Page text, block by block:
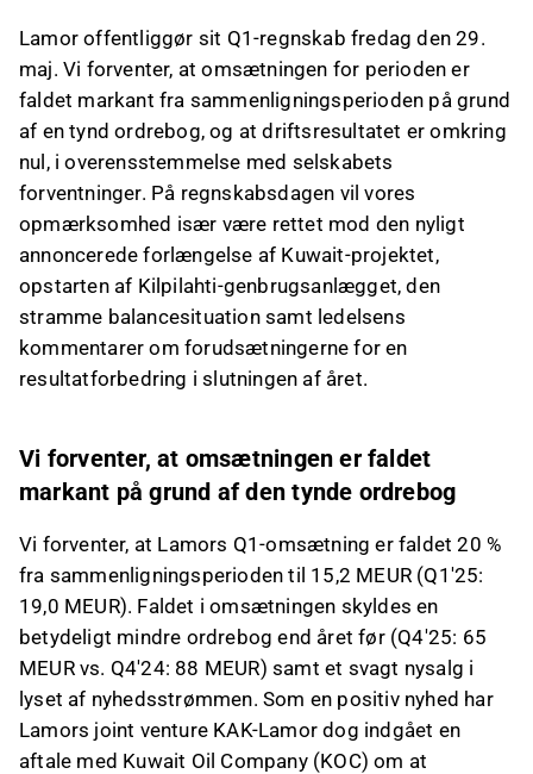
Lamor offentliggør sit Q1-regnskab fredag den 29.
maj. Vi forventer, at omsætningen for perioden er
faldet markant fra sammenligningsperioden på grund
af en tynd ordrebog, og at driftsresultatet er omkring
nul, i overensstemmelse med selskabets
forventninger. På regnskabsdagen vil vores
opmærksomhed især være rettet mod den nyligt
annoncerede forlængelse af Kuwait-projektet,
opstarten af Kilpilahti-genbrugsanlægget, den
stramme balancesituation samt ledelsens
kommentarer om forudsætningerne for en
resultatforbedring i slutningen af året.
Vi forventer, at omsætningen er faldet
markant på grund af den tynde ordrebog
Vi forventer, at Lamors Q1-omsætning er faldet 20 %
fra sammenligningsperioden til 15,2 MEUR (Q1'25:
19,0 MEUR). Faldet i omsætningen skyldes en
betydeligt mindre ordrebog end året før (Q4'25: 65
MEUR vs. Q4'24: 88 MEUR) samt et svagt nysalg i
lyset af nyhedsstrømmen. Som en positiv nyhed har
Lamors joint venture KAK-Lamor dog indgået en
aftale med Kuwait Oil Company (KOC) om at